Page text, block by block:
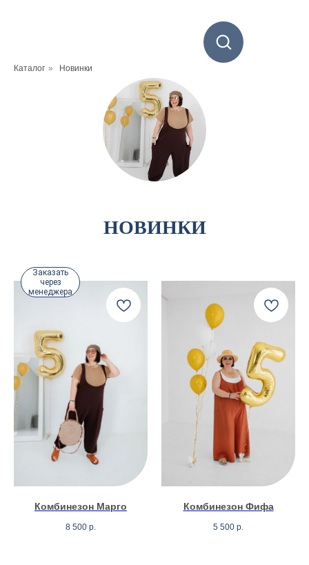
Каталог » Новинки
НОВИНКИ
Заказать
через
менеджера
Комбинезон Марго
8 500 р.
Комбинезон Фифа
5 500 р.